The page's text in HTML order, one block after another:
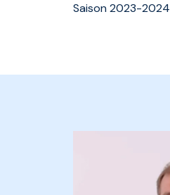
Saison 2023-2024